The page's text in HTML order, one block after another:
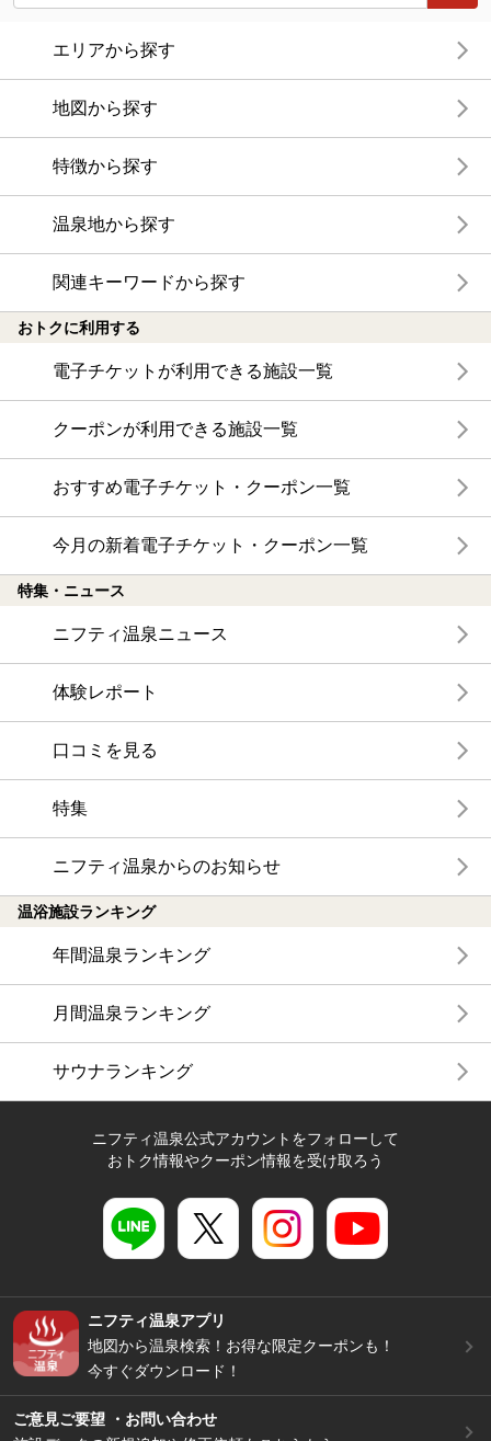
エリアから探す
地図から探す
特徴から探す
温泉地から探す
関連キーワードから探す
おトクに利用する
電子チケットが利用できる施設一覧
クーポンが利用できる施設一覧
おすすめ電子チケット・クーポン一覧
今月の新着電子チケット・クーポン一覧
特集・ニュース
ニフティ温泉ニュース
体験レポート
口コミを見る
特集
ニフティ温泉からのお知らせ
温浴施設ランキング
年間温泉ランキング
月間温泉ランキング
サウナランキング
ニフティ温泉公式アカウントをフォローして
おトク情報やクーポン情報を受け取ろう
ニフティ温泉アプリ
地図から温泉検索！お得な限定クーポンも！
今すぐダウンロード！
ご意見ご要望 ・お問い合わせ